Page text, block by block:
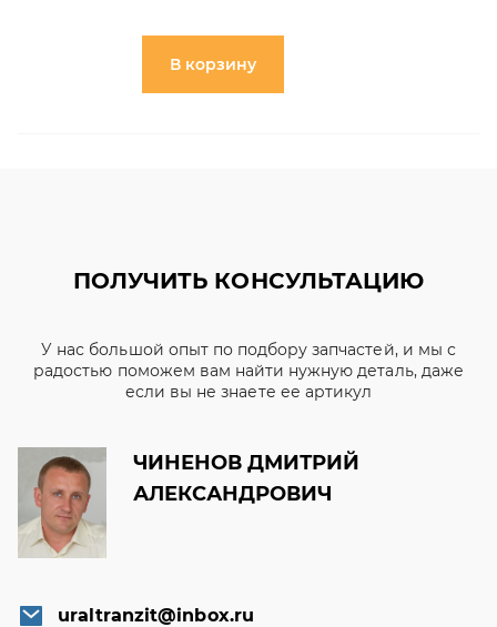
В корзину
ПОЛУЧИТЬ КОНСУЛЬТАЦИЮ
У нас большой опыт по подбору запчастей, и мы с
радостью поможем вам найти нужную деталь, даже
если вы не знаете ее артикул
ЧИНЕНОВ ДМИТРИЙ
АЛЕКСАНДРОВИЧ
uraltranzit@inbox.ru